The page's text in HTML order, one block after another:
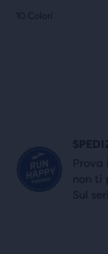
10 Colori
non ti
Sul